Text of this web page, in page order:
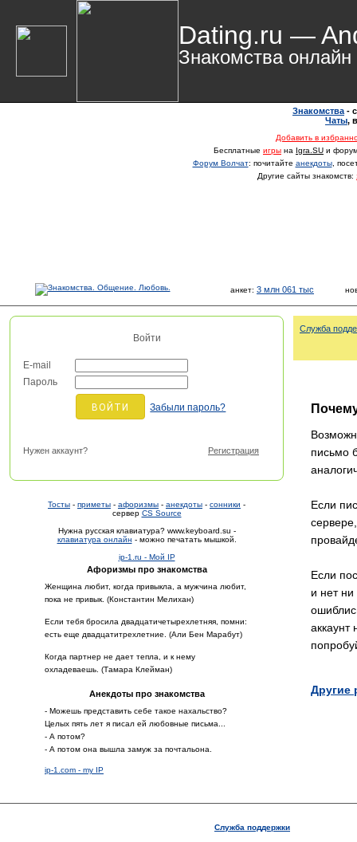
Dating.ru —
Знакомства онлайн
Знакомства -
Чаты,
Добавить в
Бесплатные игры на Igra.SU и
Форум Волчат: почитайте анекдоты,
Другие сайты знакомств:
анкет: 3 млн 061 тыс
Войти
E-mail
Пароль
Забыли пароль?
Нужен аккаунт? Регистрация
Тосты - приметы - афоризмы - анекдоты - сонники -
сервер CS Source
Нужна русская клавиатура? www.keyboard.su -
клавиатура онлайн - можно печатать мышкой.
ip-1.ru - Мой IP
Афоризмы про знакомства
Женщина любит, когда привыкла, а мужчина любит,
пока не привык. (Константин Мелихан)
Если тебя бросила двадцатичетырехлетняя, помни:
есть еще двадцатитрехлетние. (Али Бен Марабут)
Когда партнер не дает тепла, и к нему
охладеваешь. (Тамара Клейман)
Анекдоты про знакомства
- Можешь представить себе такое нахальство?
Целых пять лет я писал ей любовные письма...
- А потом?
- А потом она вышла замуж за почтальона.
ip-1.com - my IP
Служба
письмо
Если
Если
и нет ни
аккаунт
Служба поддержки